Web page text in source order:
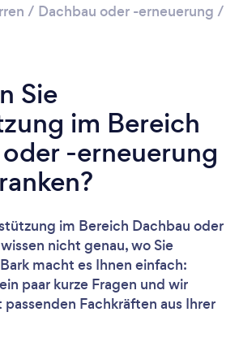
/ Dachbau oder -erneuerung /
Sie
im Bereich
-erneuerung
im Bereich Dachbau oder
nicht genau, wo Sie
macht es Ihnen einfach:
paar kurze Fragen und wir
Fachkräften aus Ihrer